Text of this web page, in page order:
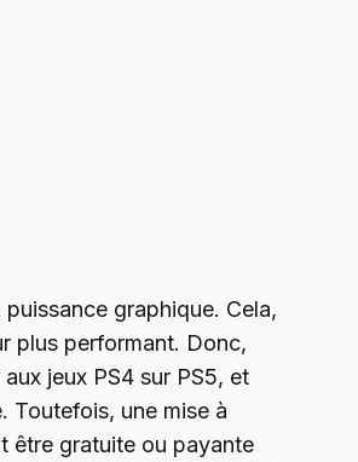
graphique. Cela,
plus performant. Donc,
jeux PS4 sur PS5, et
Toutefois, une mise à
être gratuite ou payante